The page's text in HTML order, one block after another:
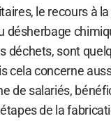
le recours à
désherbage
déchets, sont
cela concerne
de salariés,
de la